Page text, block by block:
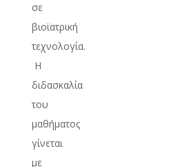
σε
βιοϊατρική
τεχνολογία.
Η
διδασκαλία
του
μαθήματος
γίνεται
με